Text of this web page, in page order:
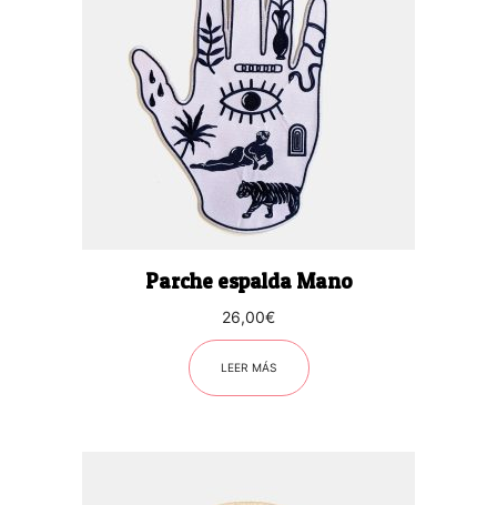
Parche espalda Mano
26,00€
LEER MÁS